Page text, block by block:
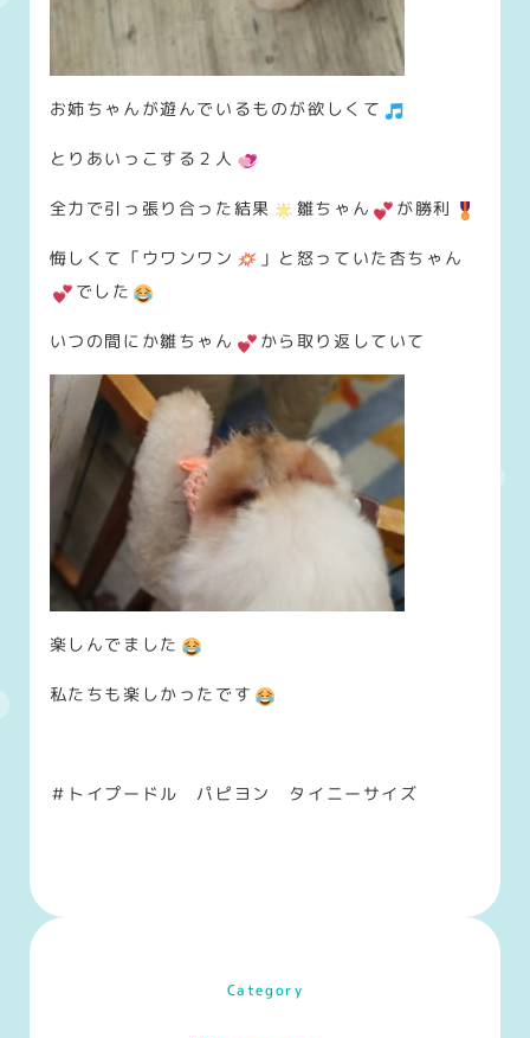
お姉ちゃんが遊んでいるものが欲しくて
とりあいっこする２人
全力で引っ張り合った結果 雛ちゃん が勝利
悔しくて「ウワンワン
」と怒っていた杏ちゃん
でした
いつの間にか雛ちゃん から取り返していて
楽しんでました
私たちも楽しかったです
＃トイプードル パピヨン タイニーサイズ
Category